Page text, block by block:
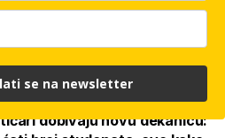
Sunca opasna za vid?
stručnjaka, evo gdje je
dobivaju novu dekanicu:
se na newsletter